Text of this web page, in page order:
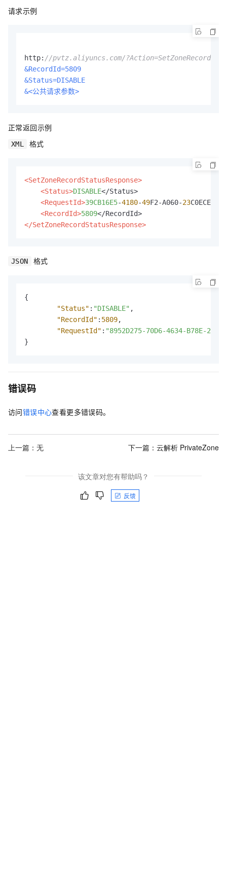
请求示例
http: //pvtz.aliyuncs.com/
&RecordId=5809
&Status=DISABLE
&<公共请求参数>
正常返回示例
XML 格式
<SetZoneRecordStatusResponse>
<Status>DISABLE</Status>
<RequestId>39CB16E5-4180-49F2-A060-23
<RecordId>5809
</SetZoneRecordStatusResponse>
JSON 格式
{
"Status" : "DISABLE" ,
"RecordId" : 5809,
"RequestId" : "8952D275-70D6-4634-B78E-
}
错误码
访问错误中心查看更多错误码。
上一篇：无 下一篇： 云解析 PrivateZone
该文章对您有帮助吗？
反馈